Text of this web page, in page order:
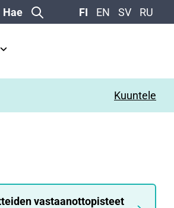
Hae FI EN SV RU
Kuuntele
vastaanottopisteet